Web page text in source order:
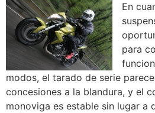
En
para
modos, el tarado de serie
concesiones a la blandura, y el
monoviga es estable sin lugar a